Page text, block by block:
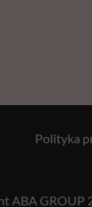
ABA GROUP
Polityka